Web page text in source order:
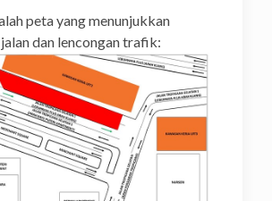
peta yang menunjukkan
dan lencongan trafik: